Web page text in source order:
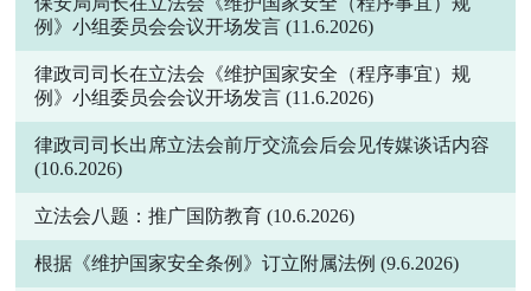
例》小组委员会会议开场发言 (11.6.2026)
律政司司长在立法会《维护国家安全（程序事宜）规
例》小组委员会会议开场发言 (11.6.2026)
律政司司长出席立法会前厅交流会后会见传媒谈话内容
(10.6.2026)
立法会八题：推广国防教育 (10.6.2026)
根据《维护国家安全条例》订立附属法例 (9.6.2026)